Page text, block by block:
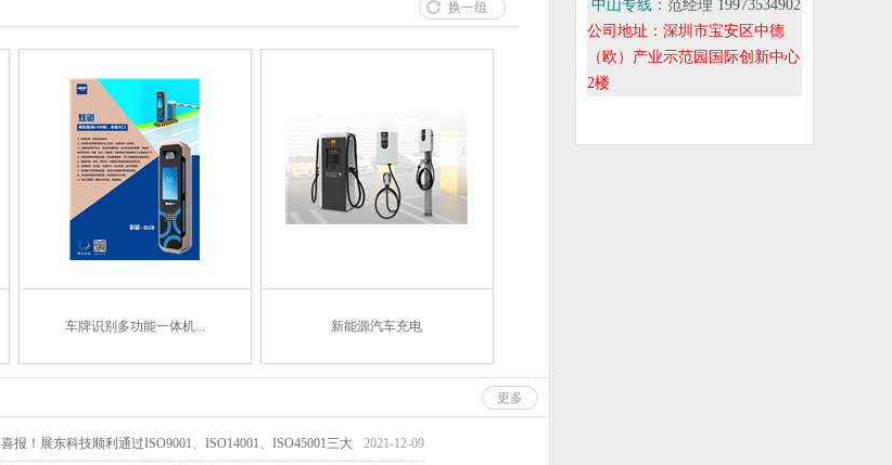
换一组
车牌识别多功能一体机... 新能源汽车充电
更多
2021-12-09
喜报！展东科技顺利通过ISO9001、ISO14001、ISO45001三大
中山专线： 范经理 19973534902
公司地址：深圳市宝安区中德
（欧）产业示范园国际创新中心
2楼